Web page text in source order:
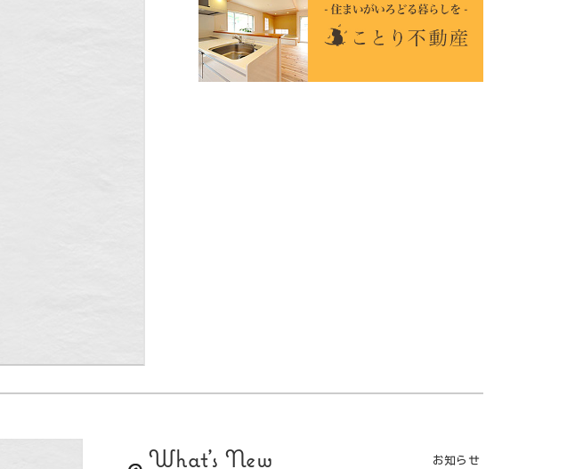
What's New お知らせ